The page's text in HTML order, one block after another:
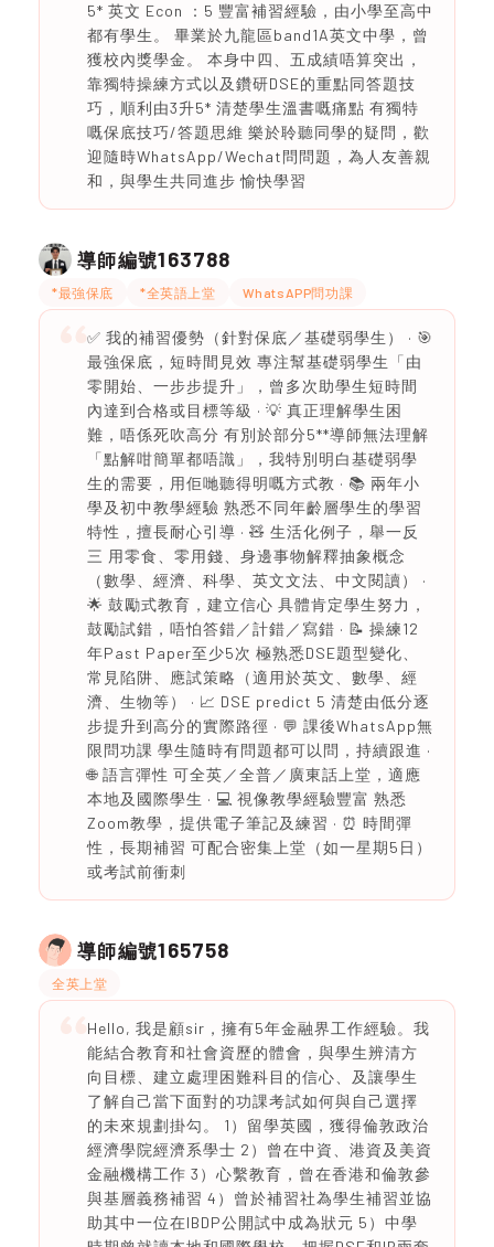
5* 英文 Econ ：5 豐富補習經驗，由小學至高中
都有學生。 畢業於九龍區band1A英文中學，曾
獲校內獎學金。 本身中四、五成績唔算突出，
靠獨特操練方式以及鑽研DSE的重點同答題技
巧，順利由3升5* 清楚學生溫書嘅痛點 有獨特
嘅保底技巧/答題思維 樂於聆聽同學的疑問，歡
迎隨時WhatsApp/Wechat問問題，為人友善親
和，與學生共同進步 愉快學習
導師編號163788
*最強保底 *全英語上堂 WhatsAPP問功課
✅ 我的補習優勢（針對保底／基礎弱學生） · 🎯
最強保底，短時間見效 專注幫基礎弱學生「由
零開始、一步步提升」，曾多次助學生短時間
內達到合格或目標等級 · 💡 真正理解學生困
難，唔係死吹高分 有別於部分5**導師無法理解
「點解咁簡單都唔識」，我特別明白基礎弱學
生的需要，用佢哋聽得明嘅方式教 · 📚 兩年小
學及初中教學經驗 熟悉不同年齡層學生的學習
特性，擅長耐心引導 · 🧸 生活化例子，舉一反
三 用零食、零用錢、身邊事物解釋抽象概念
（數學、經濟、科學、英文文法、中文閱讀） ·
🌟 鼓勵式教育，建立信心 具體肯定學生努力，
鼓勵試錯，唔怕答錯／計錯／寫錯 · 📝 操練12
年Past Paper至少5次 極熟悉DSE題型變化、
常見陷阱、應試策略（適用於英文、數學、經
濟、生物等） · 📈 DSE predict 5 清楚由低分逐
步提升到高分的實際路徑 · 💬 課後WhatsApp無
限問功課 學生隨時有問題都可以問，持續跟進 ·
🌐 語言彈性 可全英／全普／廣東話上堂，適應
本地及國際學生 · 💻 視像教學經驗豐富 熟悉
Zoom教學，提供電子筆記及練習 · ⏰ 時間彈
性，長期補習 可配合密集上堂（如一星期5日）
或考試前衝刺
導師編號165758
全英上堂
Hello, 我是顧sir，擁有5年金融界工作經驗。我
能結合教育和社會資歷的體會，與學生辨清方
向目標、建立處理困難科目的信心、及讓學生
了解自己當下面對的功課考試如何與自己選擇
的未來規劃掛勾。 1）留學英國，獲得倫敦政治
經濟學院經濟系學士 2）曾在中資、港資及美資
金融機構工作 3）心繫教育，曾在香港和倫敦參
與基層義務補習 4）曾於補習社為學生補習並協
助其中一位在IBDP公開試中成為狀元 5）中學